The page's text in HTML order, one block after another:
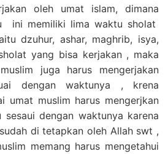
oleh umat islam, dimana
ini memiliki lima waktu sholat
dzuhur, ashar, maghrib, isya,
yang bisa kerjakan , maka
juga harus mengerjakan
dengan waktunya , krena
umat muslim harus mengerjkan
dengan waktunya karena
di tetapkan oleh Allah swt ,
memang harus mengetahui